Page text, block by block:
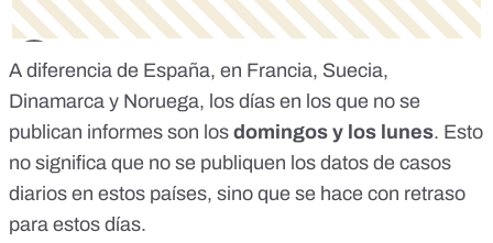
A diferencia de España, en Francia, Suecia,
Dinamarca y Noruega, los días en los que no se
publican informes son los domingos y los lunes. Esto
no significa que no se publiquen los datos de casos
diarios en estos países, sino que se hace con retraso
para estos días.